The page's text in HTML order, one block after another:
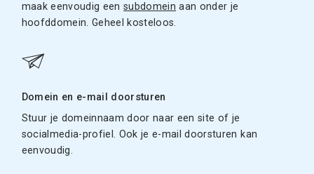
maak eenvoudig eensubdomein aan onder je
hoofddomein. Geheel kosteloos.
Domein en e-mail doorsturen
Stuur je domeinnaam door naar een site of je
socialmedia-profiel. Ook je e-mail doorsturen kan
eenvoudig.